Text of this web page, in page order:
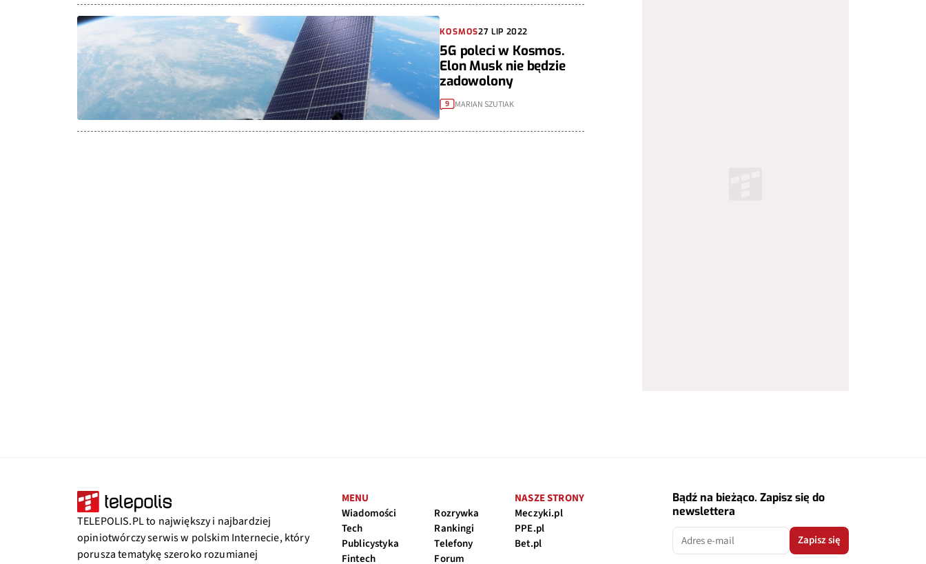
KOSMOS27 LIP 2022
5G poleci w Kosmos.
Elon Musk nie będzie
zadowolony
9 MARIAN SZUTIAK
TELEPOLIS.PL to największy i najbardziej
opiniotwórczy serwis w polskim Internecie, który
porusza tematykę szeroko rozumianej
MENU
Wiadomości
Tech
Publicystyka
Fintech
Rozrywka
Rankingi
Telefony
Forum
NASZE STRONY
Meczyki.pl
PPE.pl
Bet.pl
Bądź na bieżąco. Zapisz się do
newslettera
Zapisz się